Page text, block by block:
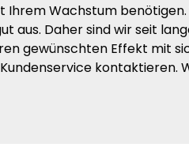
Wachstum
aus. Daher sind wir seit
gewünschten Effekt mit
kontaktieren.